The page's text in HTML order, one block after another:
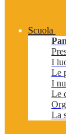
Scuola
I
Le
I
Le
La